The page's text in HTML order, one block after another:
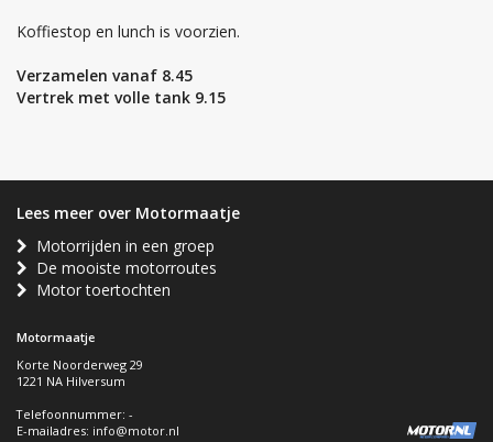
Koffiestop en lunch is voorzien.
Verzamelen vanaf 8.45
Vertrek met volle tank 9.15
Lees meer over Motormaatje
Motorrijden in een groep
De mooiste motorroutes
Motor toertochten
Motormaatje
Korte Noorderweg 29
1221 NA Hilversum
Telefoonnummer: -
E-mailadres: info@motor.nl